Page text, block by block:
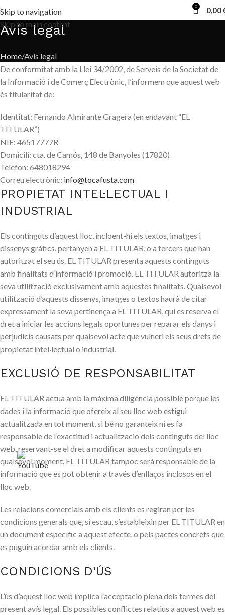
Skip to navigation
Skip to main content
0 0,00
Avís legal
Home Avís legal
De conformitat amb la Llei 34/2002, de Serveis de la Societat de
la Informació i de Comerç Electrònic, l’informem que aquest web
és titularitat de:
Identitat: Fernando Almirante Gragera (en endavant “EL
TITULAR”)
NIF: 46517777R
Domicili: cta. de Camós, 148 de Banyoles (17820)
Telèfon: 648018294
Correu electrònic: info@tocafusta.com
PROPIETAT INTEL·LECTUAL I
INDUSTRIAL
Els continguts d’aquest lloc, incloent-hi els textos, imatges i
dissenys gràfics, pertanyen a EL TITULAR, o a tercers que han
autoritzat el seu ús. EL TITULAR presenta aquests continguts
amb finalitats d’informació i promoció. EL TITULAR autoritza la
seva utilització exclusivament amb aquestes finalitats. Qualsevol
utilització d’aquests dissenys, imatges o textos haurà de citar
expressament la seva pertinença a EL TITULAR, qui es reserva el
dret a iniciar les accions legals oportunes per reparar els danys i
perjudicis causats per qualsevol acte que vulneri els seus drets de
propietat intel·lectual o industrial.
EXCLUSIÓ DE RESPONSABILITAT
EL TITULAR actua amb la màxima diligència possible perquè les
dades i la informació que ofereix al seu lloc web estigui
actualitzada en tot moment, si bé no garanteix ni es fa
responsable de l’exactitud i actualització dels continguts del lloc
web, reservant-se el dret a modificar aquests continguts en
qualsevol moment. EL TITULAR tampoc serà responsable de la
informació que es pot obtenir a través d’enllaços inclosos en el
lloc web.
Les relacions comercials amb els clients es regiran per les
condicions generals que, si escau, s’estableixin per EL TITULAR en
un document específic a aquest efecte, o pels pactes concrets que
es puguin acordar amb els clients.
CONDICIONS D’ÚS
L’ús d’aquest lloc web implica l’acceptació plena dels termes del
present avís legal. Els possibles conflictes relatius a aquest web es